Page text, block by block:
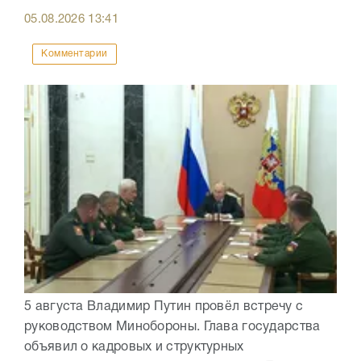
05.08.2026 13:41
Комментарии
5 августа Владимир Путин провёл встречу с
руководством Минобороны. Глава государства
объявил о кадровых и структурных